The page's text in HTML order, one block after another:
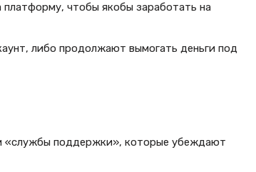
чтобы якобы заработать на
либо продолжают вымогать деньги под
«службы поддержки», которые убеждают